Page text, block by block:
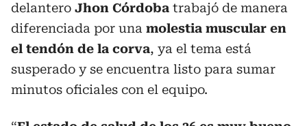
delantero Jhon Córdoba trabajó de manera
diferenciada por una molestia muscular en
el tendón de la corva, ya el tema está
susperado y se encuentra listo para sumar
minutos oficiales con el equipo.